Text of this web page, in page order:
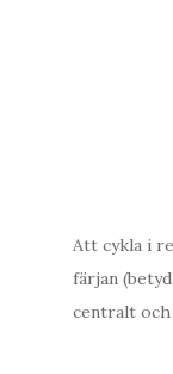
Att cykla i
färjan
centralt och